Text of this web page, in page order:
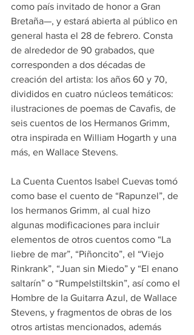
como país invitado de honor a Gran
Bretaña—, y estará abierta al público en
general hasta el 28 de febrero. Consta
de alrededor de 90 grabados, que
corresponden a dos décadas de
creación del artista: los años 60 y 70,
divididos en cuatro núcleos temáticos:
ilustraciones de poemas de Cavafis, de
seis cuentos de los Hermanos Grimm,
otra inspirada en William Hogarth y una
más, en Wallace Stevens.
La Cuenta Cuentos Isabel Cuevas tomó
como base el cuento de “Rapunzel”, de
los hermanos Grimm, al cual hizo
algunas modificaciones para incluir
elementos de otros cuentos como “La
liebre de mar”, “Piñoncito”, el “Viejo
Rinkrank”, “Juan sin Miedo” y “El enano
saltarín” o “Rumpelstiltskin”, así como el
Hombre de la Guitarra Azul, de Wallace
Stevens, y fragmentos de obras de los
otros artistas mencionados, además